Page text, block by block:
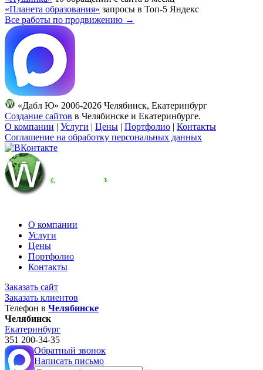
«Планета образования» запросы в Топ-5 Яндекс
Все работы по продвижению →
«Дабл Ю» 2006-2026 Челябинск, Екатеринбург
Создание сайтов в Челябинске и Екатеринбурге.
О компании | Услуги | Цены | Портфолио | Контакты
Соглашение на обработку персональных данных
О компании
Услуги
Цены
Портфолио
Контакты
Заказать сайт
Заказать клиентов
Телефон в Челябинске
Челябинск
Екатеринбург
351 200-34-35
Обратный звонок
Написать письмо